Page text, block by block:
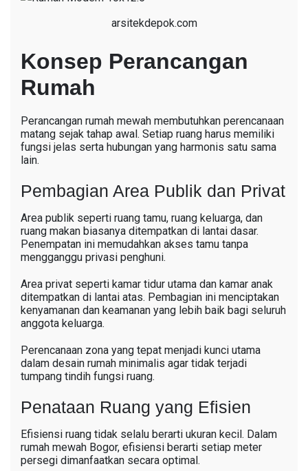
arsitekdepok.com
Konsep Perancangan
Rumah
Perancangan rumah mewah membutuhkan perencanaan
matang sejak tahap awal. Setiap ruang harus memiliki
fungsi jelas serta hubungan yang harmonis satu sama
lain.
Pembagian Area Publik dan Privat
Area publik seperti ruang tamu, ruang keluarga, dan
ruang makan biasanya ditempatkan di lantai dasar.
Penempatan ini memudahkan akses tamu tanpa
mengganggu privasi penghuni.
Area privat seperti kamar tidur utama dan kamar anak
ditempatkan di lantai atas. Pembagian ini menciptakan
kenyamanan dan keamanan yang lebih baik bagi seluruh
anggota keluarga.
Perencanaan zona yang tepat menjadi kunci utama
dalam desain rumah minimalis agar tidak terjadi
tumpang tindih fungsi ruang.
Penataan Ruang yang Efisien
Efisiensi ruang tidak selalu berarti ukuran kecil. Dalam
rumah mewah Bogor, efisiensi berarti setiap meter
persegi dimanfaatkan secara optimal.